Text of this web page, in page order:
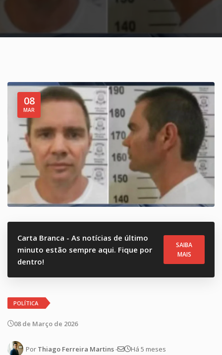
08
MAR
Carta Branca - As notícias de último
minuto estão sempre aqui. Fique por
dentro!
SAIBA
MAIS
POLÍTICA
08 de Março de 2026
Por Thiago Ferreira Martins-
Há 5 meses